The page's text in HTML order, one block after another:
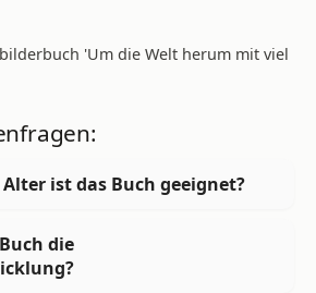
'Um die Welt herum mit viel
ist das Buch geeignet?
die